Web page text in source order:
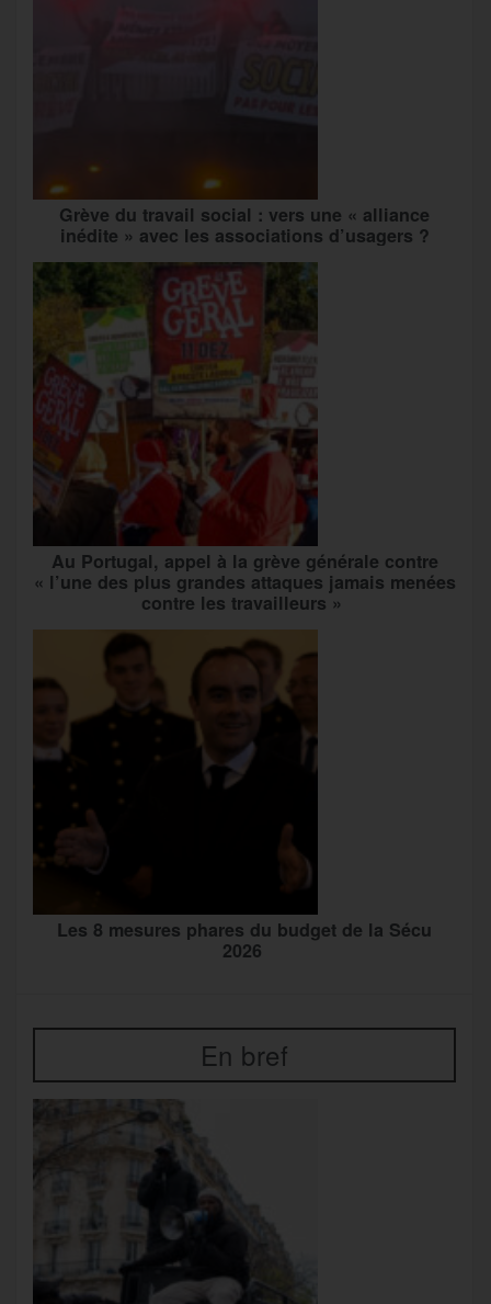
Grève du travail social : vers une « alliance
inédite » avec les associations d’usagers ?
Au Portugal, appel à la grève générale contre
« l’une des plus grandes attaques jamais menées
contre les travailleurs »
Les 8 mesures phares du budget de la Sécu
2026
En bref